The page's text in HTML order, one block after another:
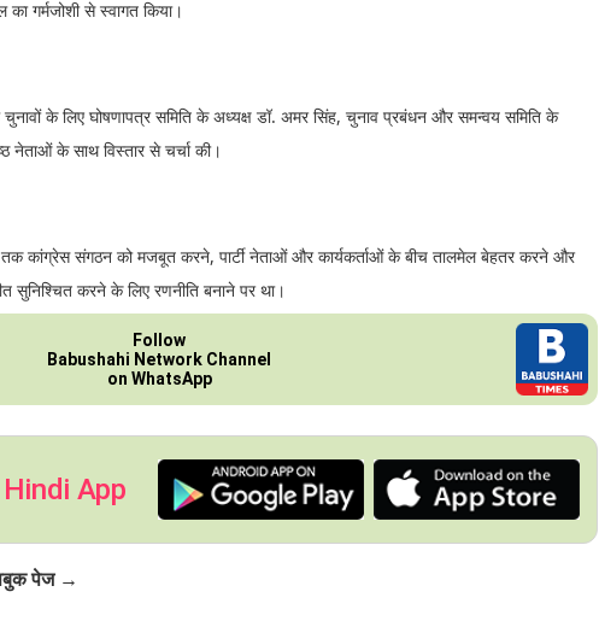
गर्मजोशी से स्वागत किया।
चुनावों के लिए घोषणापत्र समिति के अध्यक्ष डॉ. अमर सिंह, चुनाव प्रबंधन और समन्वय समिति के
नेताओं के साथ विस्तार से चर्चा की।
तक कांग्रेस संगठन को मजबूत करने, पार्टी नेताओं और कार्यकर्ताओं के बीच तालमेल बेहतर करने और
सुनिश्चित करने के लिए रणनीति बनाने पर था।
Follow
Babushahi Network Channel
on WhatsApp
App
पेज →